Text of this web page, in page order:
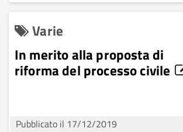
Varie
In merito alla proposta di
riforma del processo civile
Pubblicato il 17/12/2019